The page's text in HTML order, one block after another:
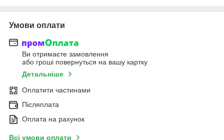
Умови оплати
Ви отримаєте замовлення
або гроші повернуться на вашу картку
Детальніше
Оплатити частинами
Післяплата
Оплата на рахунок
Всі умови оплати